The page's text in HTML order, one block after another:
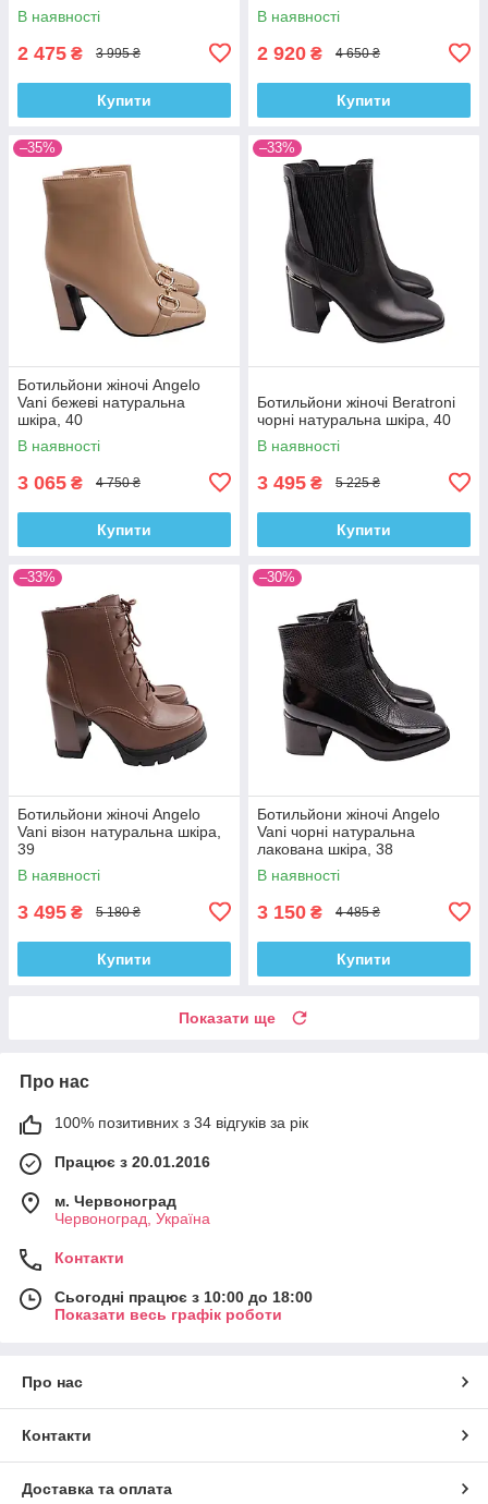
В наявності
2 475 ₴ 3 995 ₴
Купити
В наявності
2 920 ₴ 4 650 ₴
Купити
–35%
Ботильйони жіночі Angelo
Vani бежеві натуральна
шкіра, 40
В наявності
3 065 ₴ 4 750 ₴
Купити
–33%
Ботильйони жіночі Beratroni
чорні натуральна шкіра, 40
В наявності
3 495 ₴ 5 225 ₴
Купити
–33%
Ботильйони жіночі Angelo
Vani візон натуральна шкіра,
39
В наявності
3 495 ₴ 5 180 ₴
Купити
–30%
Ботильйони жіночі Angelo
Vani чорні натуральна
лакована шкіра, 38
В наявності
3 150 ₴ 4 485 ₴
Купити
Показати ще
Про нас
100% позитивних з 34 відгуків за рік
Працює з 20.01.2016
м. Червоноград
Червоноград, Україна
Контакти
Сьогодні працює з 10:00 до 18:00
Показати весь графік роботи
Про нас
Контакти
Доставка та оплата